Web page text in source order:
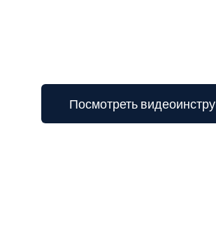
Посмотреть